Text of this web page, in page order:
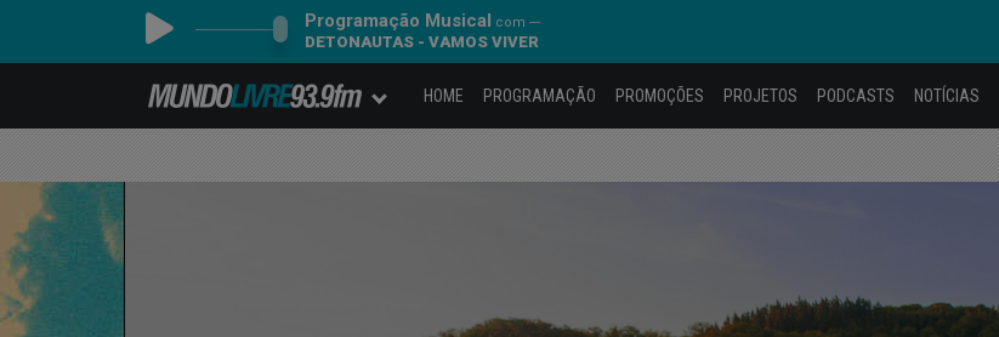
Programação Musical com ---
DETONAUTAS - VAMOS VIVER
HOME PROGRAMAÇÃO PROMOÇÕES PROJETOS PODCASTS NOTÍCIAS